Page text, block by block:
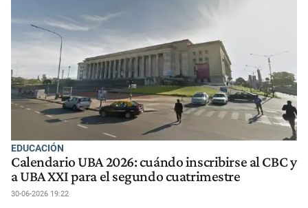
EDUCACIÓN
Calendario UBA 2026: cuándo inscribirse al CBC y
a UBA XXI para el segundo cuatrimestre
30-06-2026 19:22